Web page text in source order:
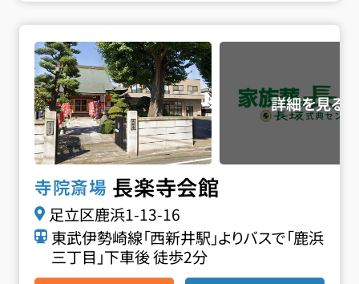
寺院斎場 長楽寺会館
足立区鹿浜1-13-16
東武伊勢崎線「西新井駅」よりバスで「鹿浜
三丁目」下車後 徒歩2分
長楽寺会館の詳細へ